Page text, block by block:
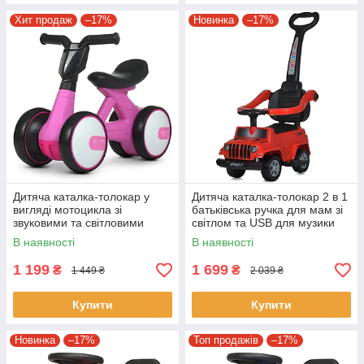
Хит продаж –17%
Дитяча каталка-толокар у
вигляді мотоцикла зі
звуковими та світловими
ефектами Bambi M 4086-8
Рожевий
В наявності
1 199 ₴ 1 449 ₴
Купити
Новинка –17%
Дитяча каталка-толокар 2 в 1
батьківська ручка для мам зі
світлом та USB для музики
Bambi M 5902L-3 Червоний
В наявності
1 699 ₴ 2 039 ₴
Купити
Новинка –17% Топ продажів –17%